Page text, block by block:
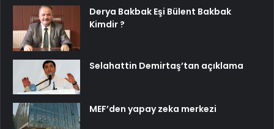
Derya Bakbak Eşi Bülent Bakbak
Kimdir ?
Selahattin Demirtaş’tan açıklama
MEF’den yapay zeka merkezi